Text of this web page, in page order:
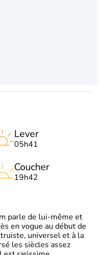
Lever
05h41
Coucher
19h42
parle de lui-même et
en vogue au début de
universel et à la
les siècles assez